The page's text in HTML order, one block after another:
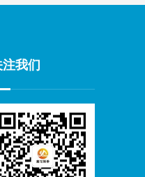
注我们